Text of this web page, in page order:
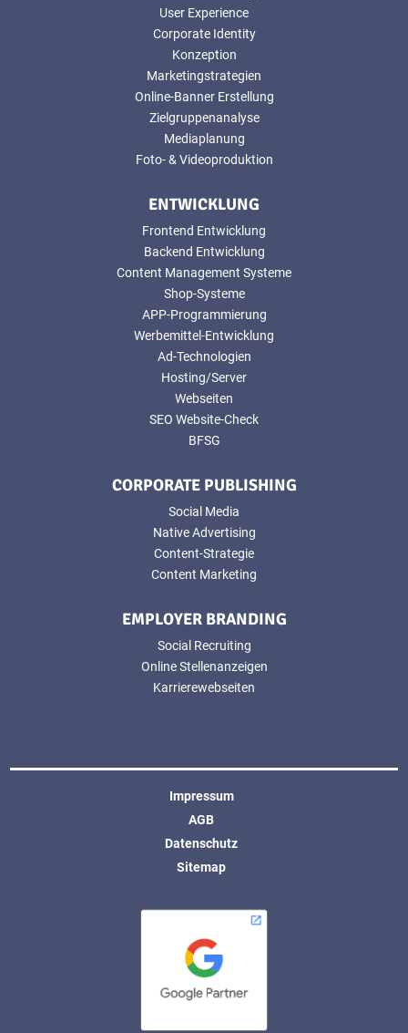
User Experience
Corporate Identity
Konzeption
Marketingstrategien
Online-Banner Erstellung
Zielgruppenanalyse
Mediaplanung
Foto- & Videoproduktion
ENTWICKLUNG
Frontend Entwicklung
Backend Entwicklung
Content Management Systeme
Shop-Systeme
APP-Programmierung
Werbemittel-Entwicklung
Ad-Technologien
Hosting/Server
Webseiten
SEO Website-Check
BFSG
CORPORATE PUBLISHING
Social Media
Native Advertising
Content-Strategie
Content Marketing
EMPLOYER BRANDING
Social Recruiting
Online Stellenanzeigen
Karrierewebseiten
Impressum
AGB
Datenschutz
Sitemap